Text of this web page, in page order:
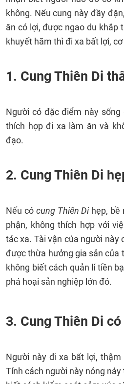
không. Nếu cung này đầy
ăn có lợi, được ngao du khắp
khuyết hãm thì đi xa bất lợi,
1. Cung Thiên Di
Người có đặc điểm này sống
thích hợp đi xa làm ăn và
đạo.
2. Cung Thiên Di
Nếu có cung Thiên Di hẹp, bề
phận, không thích hợp với
tác xa. Tài vận của người này
được thừa hưởng gia sản của
không biết cách quản lí tiền
phá hoại sản nghiệp lớn đó.
3. Cung Thiên Di
Người này đi xa bất lợi,
Tính cách người này nóng